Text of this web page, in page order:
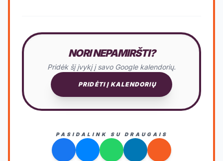
NORI NEPAMIRŠTI?
Pridėk šį įvykį į savo Google kalendorių.
PRIDĖTI Į KALENDORIŲ
PASIDALINK SU DRAUGAIS